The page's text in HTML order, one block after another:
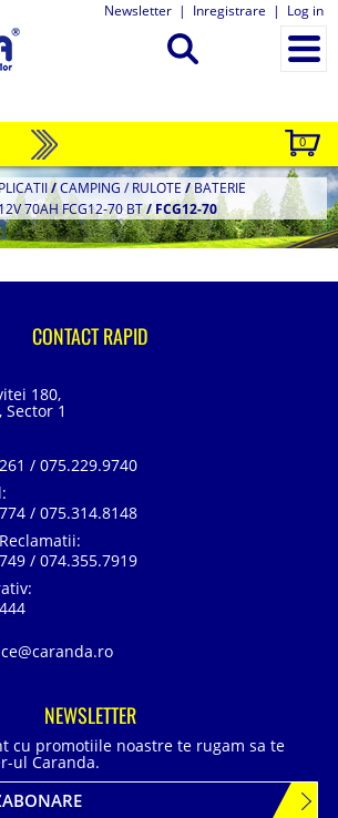
Newsletter | Inregistrare | Log in
0
/CAMPING / RULOTE /BATERIE
70AH FCG12-70 BT/FCG12-70
CONTACT RAPID
180,
1
/ 075.229.9740
/ 075.314.8148
/ 074.355.7919
NEWSLETTER
cu promotiile noastre te rugam sa te
ul Caranda.